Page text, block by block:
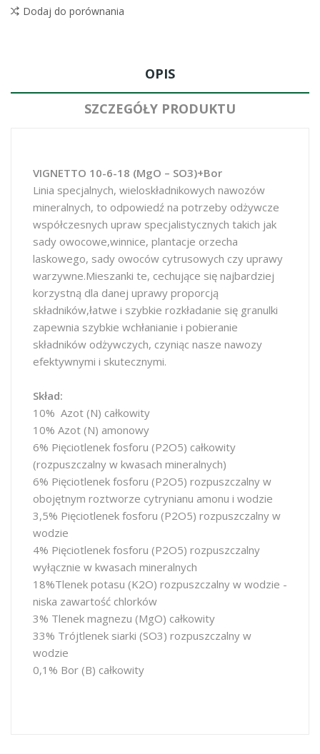
Dodaj do porównania
OPIS
SZCZEGÓŁY PRODUKTU
VIGNETTO 10-6-18 (MgO – SO3)+Bor
Linia specjalnych, wieloskładnikowych nawozów
mineralnych, to odpowiedź na potrzeby odżywcze
współczesnych upraw specjalistycznych takich jak
sady owocowe,winnice, plantacje orzecha
laskowego, sady owoców cytrusowych czy uprawy
warzywne.Mieszanki te, cechujące się najbardziej
korzystną dla danej uprawy proporcją
składników,łatwe i szybkie rozkładanie się granulki
zapewnia szybkie wchłanianie i pobieranie
składników odżywczych, czyniąc nasze nawozy
efektywnymi i skutecznymi.
Skład:
10% Azot (N) całkowity
10% Azot (N) amonowy
6% Pięciotlenek fosforu (P2O5) całkowity
(rozpuszczalny w kwasach mineralnych)
6% Pięciotlenek fosforu (P2O5) rozpuszczalny w
obojętnym roztworze cytrynianu amonu i wodzie
3,5% Pięciotlenek fosforu (P2O5) rozpuszczalny w
wodzie
4% Pięciotlenek fosforu (P2O5) rozpuszczalny
wyłącznie w kwasach mineralnych
18%Tlenek potasu (K2O) rozpuszczalny w wodzie -
niska zawartość chlorków
3% Tlenek magnezu (MgO) całkowity
33% Trójtlenek siarki (SO3) rozpuszczalny w
wodzie
0,1% Bor (B) całkowity